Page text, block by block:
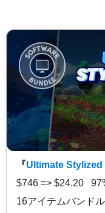
『Ultimate
$746 => $24.20
16アイテムバンドル